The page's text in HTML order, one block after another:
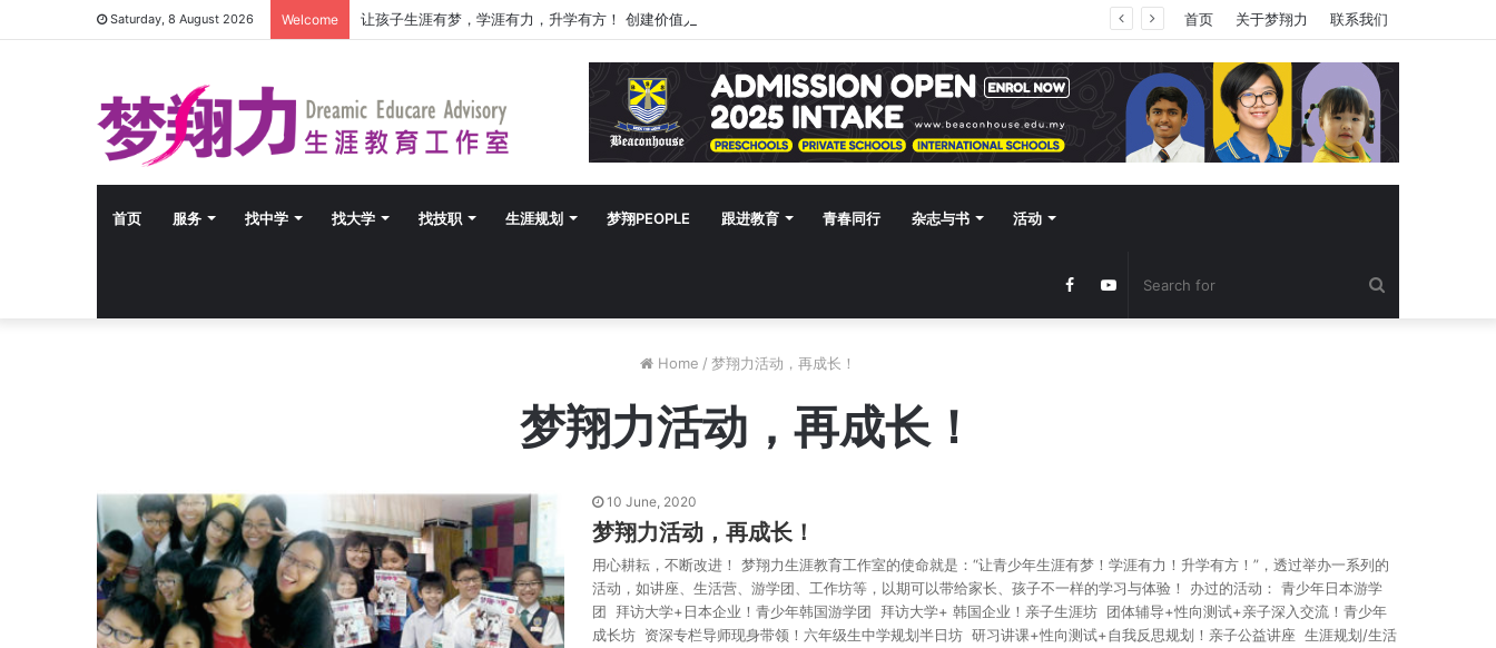
Saturday, 8 August 2026 Welcome 让孩子生涯有梦，学涯有力，升学有方！ 创建价值人生，少走人生弯路！ 首页 关于梦翔力 联系我们
首页 服务 找中学 找大学 找技职 生涯规划 梦翔PEOPLE 跟进教育 青春同行 杂志与书 活动
YouTube
Facebook
Home / 梦翔力活动，再成长！
梦翔力活动，再成长！
10 June, 2020
梦翔力活动，再成长！
用心耕耘，不断改进！ 梦翔力生涯教育工作室的使命就是：“让青少年生涯有梦！学涯有力！升学有方！”，透过举办一系列的
活动，如讲座、生活营、游学团、工作坊等，以期可以带给家长、孩子不一样的学习与体验！ 办过的活动： 青少年日本游学
团 拜访大学+日本企业！青少年韩国游学团 拜访大学+ 韩国企业！亲子生涯坊 团体辅导+性向测试+亲子深入交流！青少年
成长坊 资深专栏导师现身带领！六年级生中学规划半日坊 研习讲课+性向测试+自我反思规划！亲子公益讲座 生涯规划/生活